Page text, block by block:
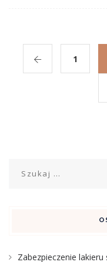
1
Zabezpieczenie